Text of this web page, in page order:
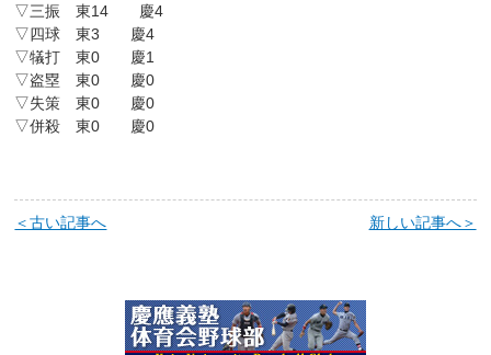
▽三振 東14 慶4
▽四球 東3 慶4
▽犠打 東0 慶1
▽盗塁 東0 慶0
▽失策 東0 慶0
▽併殺 東0 慶0
＜古い記事へ 新しい記事へ＞